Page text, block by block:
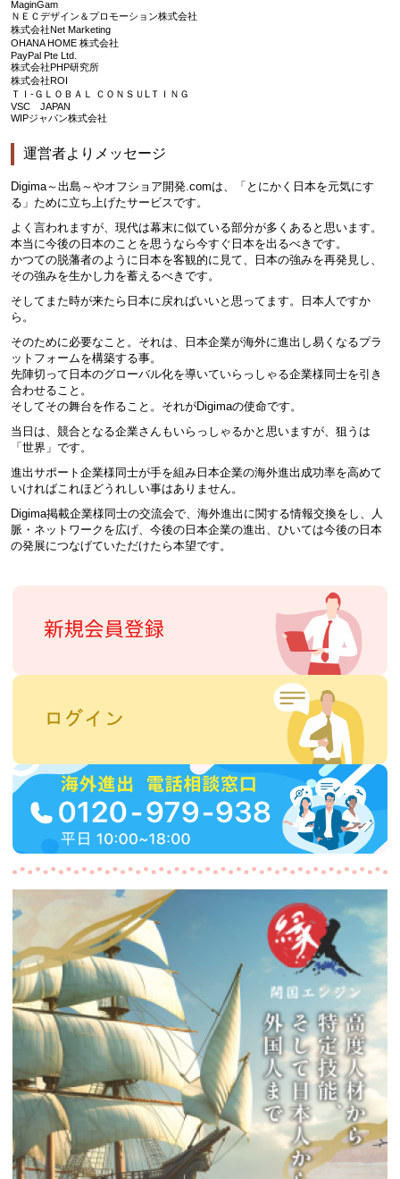
MaginGam
ＮＥＣデザイン＆プロモーション株式会社
株式会社Net Marketing
OHANA HOME 株式会社
PayPal Pte Ltd.
株式会社PHP研究所
株式会社ROI
ＴＩ-ＧＬＯＢＡＬ ＣＯＮＳＵLＴＩＮＧ
VSC JAPAN
WIPジャパン株式会社
運営者よりメッセージ
Digima～出島～やオフショア開発.comは、「とにかく日本を元気にす
る」ために立ち上げたサービスです。
よく言われますが、現代は幕末に似ている部分が多くあると思います。
本当に今後の日本のことを思うなら今すぐ日本を出るべきです。
かつての脱藩者のように日本を客観的に見て、日本の強みを再発見し、
その強みを生かし力を蓄えるべきです。
そしてまた時が来たら日本に戻ればいいと思ってます。日本人ですか
ら。
そのために必要なこと。それは、日本企業が海外に進出し易くなるプラ
ットフォームを構築する事。
先陣切って日本のグローバル化を導いていらっしゃる企業様同士を引き
合わせること。
そしてその舞台を作ること。それがDigimaの使命です。
当日は、競合となる企業さんもいらっしゃるかと思いますが、狙うは
「世界」です。
進出サポート企業様同士が手を組み日本企業の海外進出成功率を高めて
いければこれほどうれしい事はありません。
Digima掲載企業様同士の交流会で、海外進出に関する情報交換をし、人
脈・ネットワークを広げ、今後の日本企業の進出、ひいては今後の日本
の発展につなげていただけたら本望です。